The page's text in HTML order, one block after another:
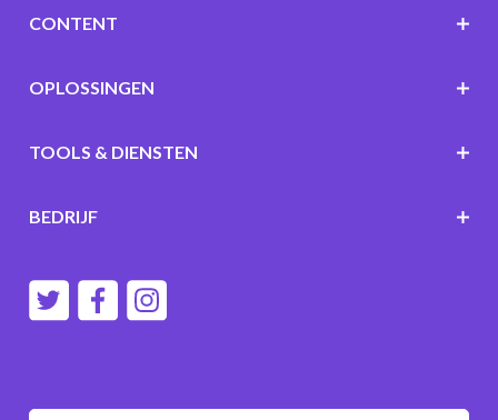
CONTENT
OPLOSSINGEN
TOOLS & DIENSTEN
BEDRIJF